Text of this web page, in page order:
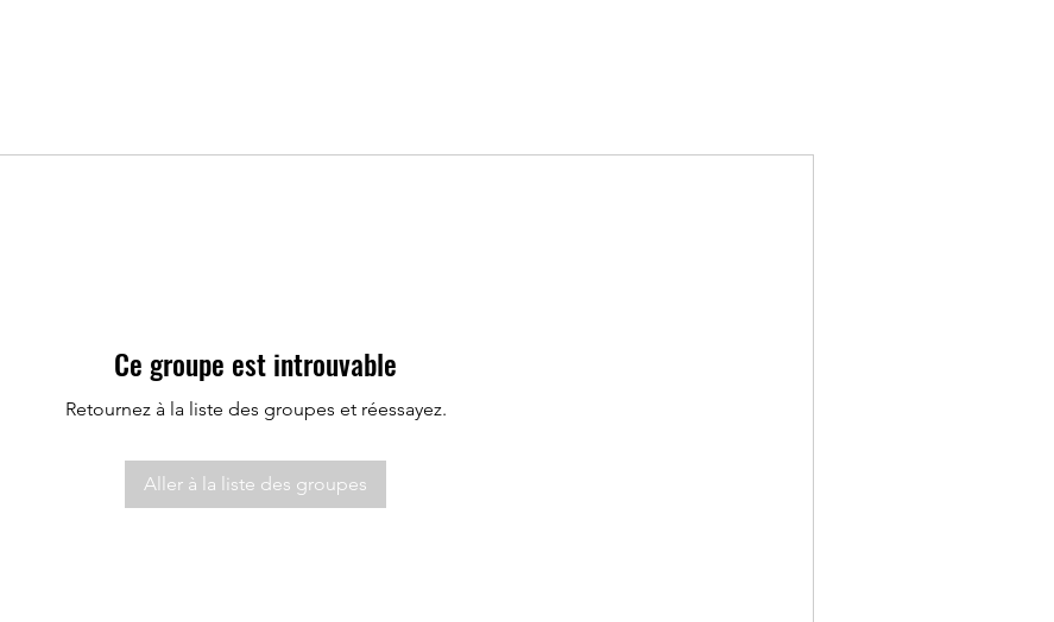
Ce groupe est introuvable
Retournez à la liste des groupes et réessayez.
Aller à la liste des groupes